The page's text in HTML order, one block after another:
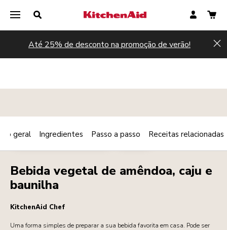
Até 25% de desconto na promoção de verão!
PEQUENO-ALMOÇO/BRUNCH BEBIDAS Print
Bebida vegetal de amêndoa, caju e
baunilha
KitchenAid Chef
Uma forma simples de preparar a sua bebida favorita em casa. Pode ser
geral Ingredientes Passo a passo Receitas relacionadas